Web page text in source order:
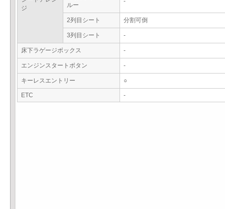
ジ
ルー
2列目シート 分割可倒
3列目シート -
床下ラゲージボックス -
エンジンスタートボタン -
キーレスエントリー ○
ETC -